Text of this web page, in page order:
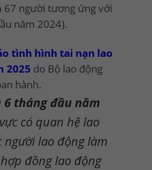
67 người tương ứng với
năm 2024).
tình hình tai nạn lao
2025 do Bộ lao động
hành.
6 tháng đầu năm
có quan hệ lao
người lao động làm
đồng lao động